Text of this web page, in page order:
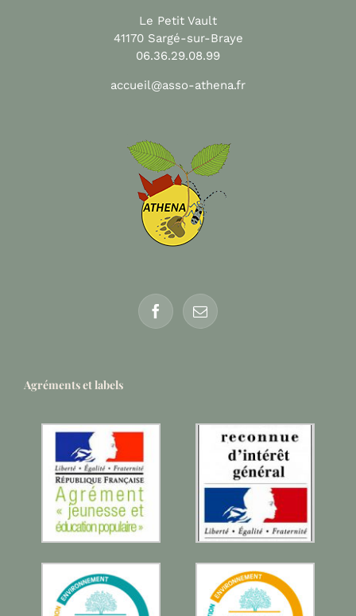
Le Petit Vault
41170 Sargé-sur-Braye
06.36.29.08.99
accueil@asso-athena.fr
Agréments et labels